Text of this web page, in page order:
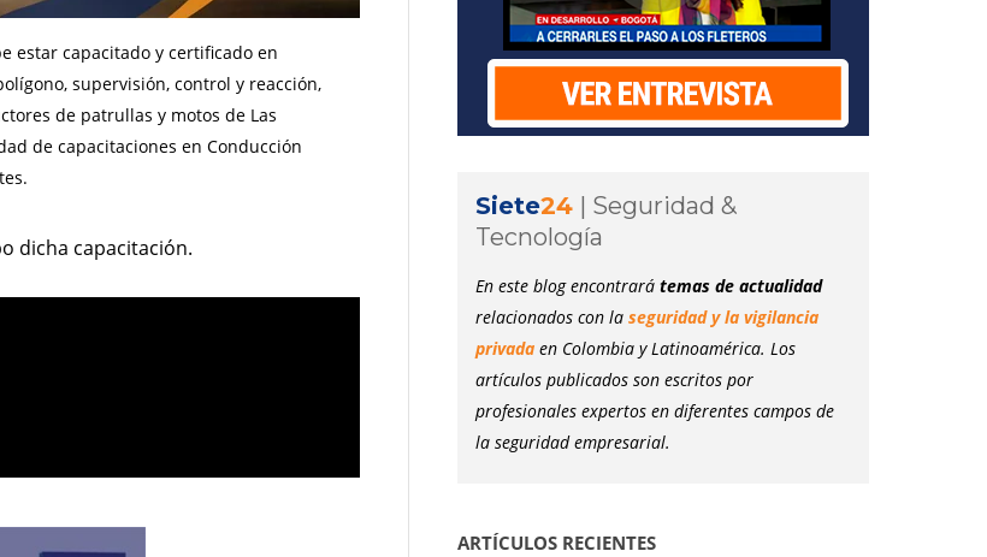
estar capacitado y certificado en
supervisión, control y reacción,
de patrullas y motos de Las
de capacitaciones en Conducción
dicha capacitación.
Siete24| Seguridad &
Tecnología
En este blog encontrará temas de actualidad
relacionados con la seguridad y la vigilancia
privadaen Colombia y Latinoamérica. Los
artículos publicados son escritos por
profesionales expertos en diferentes campos de
la seguridad empresarial.
ARTÍCULOS RECIENTES